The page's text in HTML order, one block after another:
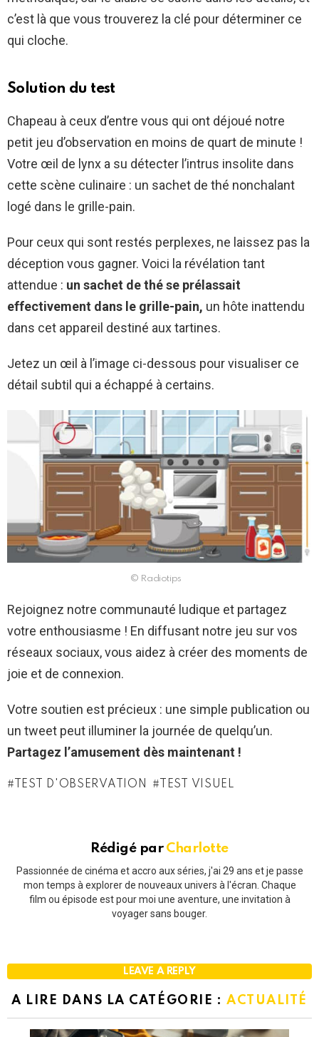
c’est là que vous trouverez la clé pour déterminer ce
qui cloche.
Solution du test
Chapeau à ceux d’entre vous qui ont déjoué notre
petit jeu d’observation en moins de quart de minute !
Votre œil de lynx a su détecter l’intrus insolite dans
cette scène culinaire : un sachet de thé nonchalant
logé dans le grille-pain.
Pour ceux qui sont restés perplexes, ne laissez pas la
déception vous gagner. Voici la révélation tant
attendue : un sachet de thé se prélassait
effectivement dans le grille-pain, un hôte inattendu
dans cet appareil destiné aux tartines.
Jetez un œil à l’image ci-dessous pour visualiser ce
détail subtil qui a échappé à certains.
© Radiotips
Rejoignez notre communauté ludique et partagez
votre enthousiasme ! En diffusant notre jeu sur vos
réseaux sociaux, vous aidez à créer des moments de
joie et de connexion.
Votre soutien est précieux : une simple publication ou
un tweet peut illuminer la journée de quelqu’un.
Partagez l’amusement dès maintenant !
TEST D'OBSERVATION TEST VISUEL
Rédigé par Charlotte
Passionnée de cinéma et accro aux séries, j'ai 29 ans et je passe
mon temps à explorer de nouveaux univers à l'écran. Chaque
film ou épisode est pour moi une aventure, une invitation à
voyager sans bouger.
LEAVE A REPLY
A LIRE DANS LA CATÉGORIE : ACTUALITÉ